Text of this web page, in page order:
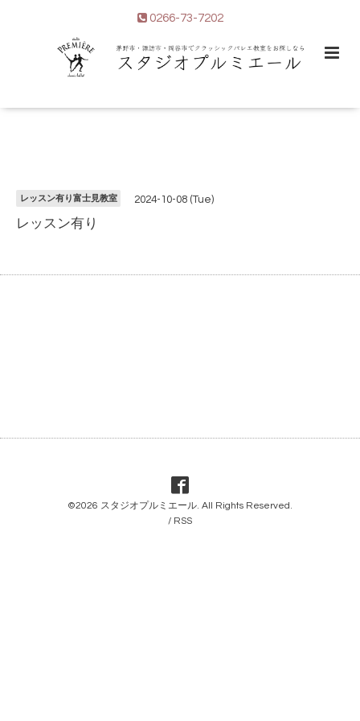
0266-73-7202
レッスン有り富士見教室 2024-10-08 (Tue)
レッスン有り
©2026 スタジオプルミエール. All Rights Reserved.
/ RSS